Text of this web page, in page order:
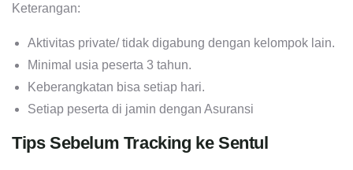
Keterangan:
Aktivitas private/ tidak digabung dengan kelompok lain.
Minimal usia peserta 3 tahun.
Keberangkatan bisa setiap hari.
Setiap peserta di jamin dengan Asuransi
Tips Sebelum Tracking ke Sentul